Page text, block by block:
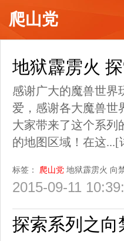
爬山党
地狱霹雳火
感谢广大的魔兽世界
爱，感谢各大魔兽世
大家带来了这个系列
的地图区域！在这...[
标签： 爬山党 地狱霹雳火 向
2015-09-11
探索系列之向